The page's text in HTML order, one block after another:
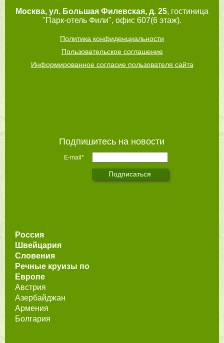
Москва, ул. Большая Филевская, д. 25, гостиница
"Парк-отель Фили", офис 607(6 этаж).
Политика конфиденциальности
Пользовательское соглашение
Информированное согласие пользователя сайта
Подпишитесь на новости
E-mail*
Россия
Швейцария
Словения
Речные круизы по
Европе
Австрия
Азербайджан
Армения
Болгария